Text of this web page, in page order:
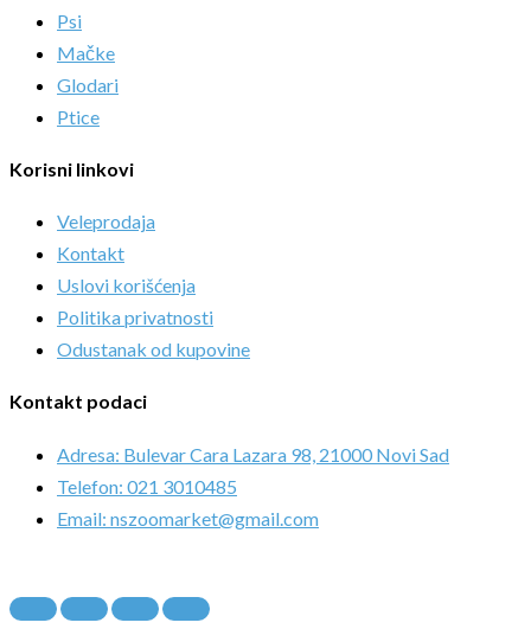
Psi
Mačke
Glodari
Ptice
Korisni linkovi
Veleprodaja
Kontakt
Uslovi korišćenja
Politika privatnosti
Odustanak od kupovine
Kontakt podaci
Adresa: Bulevar Cara Lazara 98, 21000 Novi Sad
Telefon: 021 3010485
Email: nszoomarket@gmail.com